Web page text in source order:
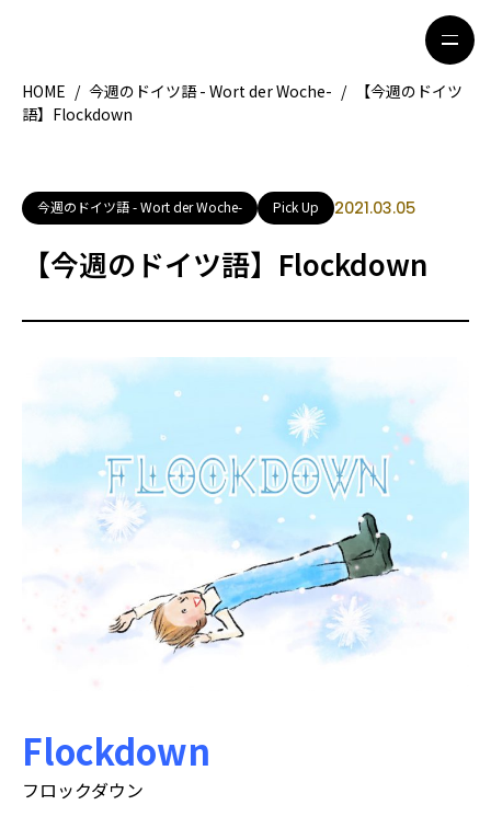
地域別ガイド
グルメ
観光ガイド
留学＆キャリア
著者一覧
ライター募集
HOME / 今週のドイツ語 - Wort der Woche- /
【今週のドイツ
語】Flockdown
今週のドイツ語 - Wort der Woche- Pick Up 2021.03.05
【今週のドイツ語】Flockdown
Flockdown
フロックダウン